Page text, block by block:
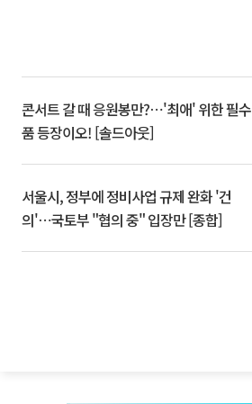
콘서트 갈 때 응원봉만?⋯'최애' 위한 필수
품 등장이오! [솔드아웃]
서울시, 정부에 정비사업 규제 완화 '건
의'⋯국토부 "협의 중" 입장만 [종합]